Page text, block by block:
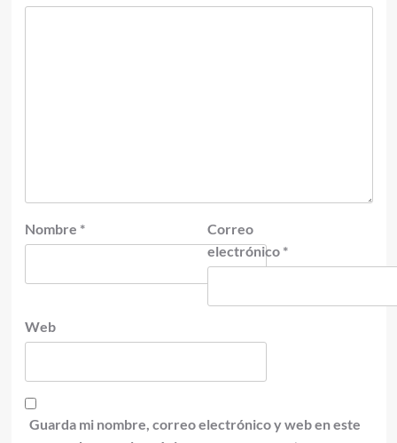
Nombre *
Correo
electrónico *
Web
Guarda mi nombre, correo electrónico y web en este